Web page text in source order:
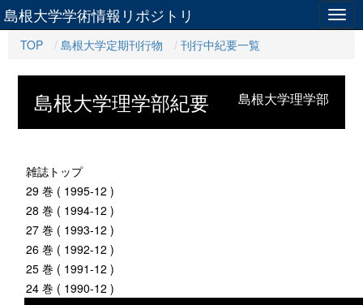
島根大学学術情報リポジトリ
TOP 島根大学定期刊行物 刊行中紀要一覧
島根大学理学部
島根大学理学部紀要
雑誌トップ
29 巻 ( 1995-12 )
28 巻 ( 1994-12 )
27 巻 ( 1993-12 )
26 巻 ( 1992-12 )
25 巻 ( 1991-12 )
24 巻 ( 1990-12 )